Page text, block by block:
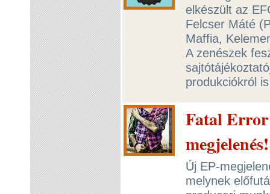
elkészült az
Felcser Máté
Maffia,
A zenészek
produkciókról
Fatal
megjelenés!
Új EP-
melynek